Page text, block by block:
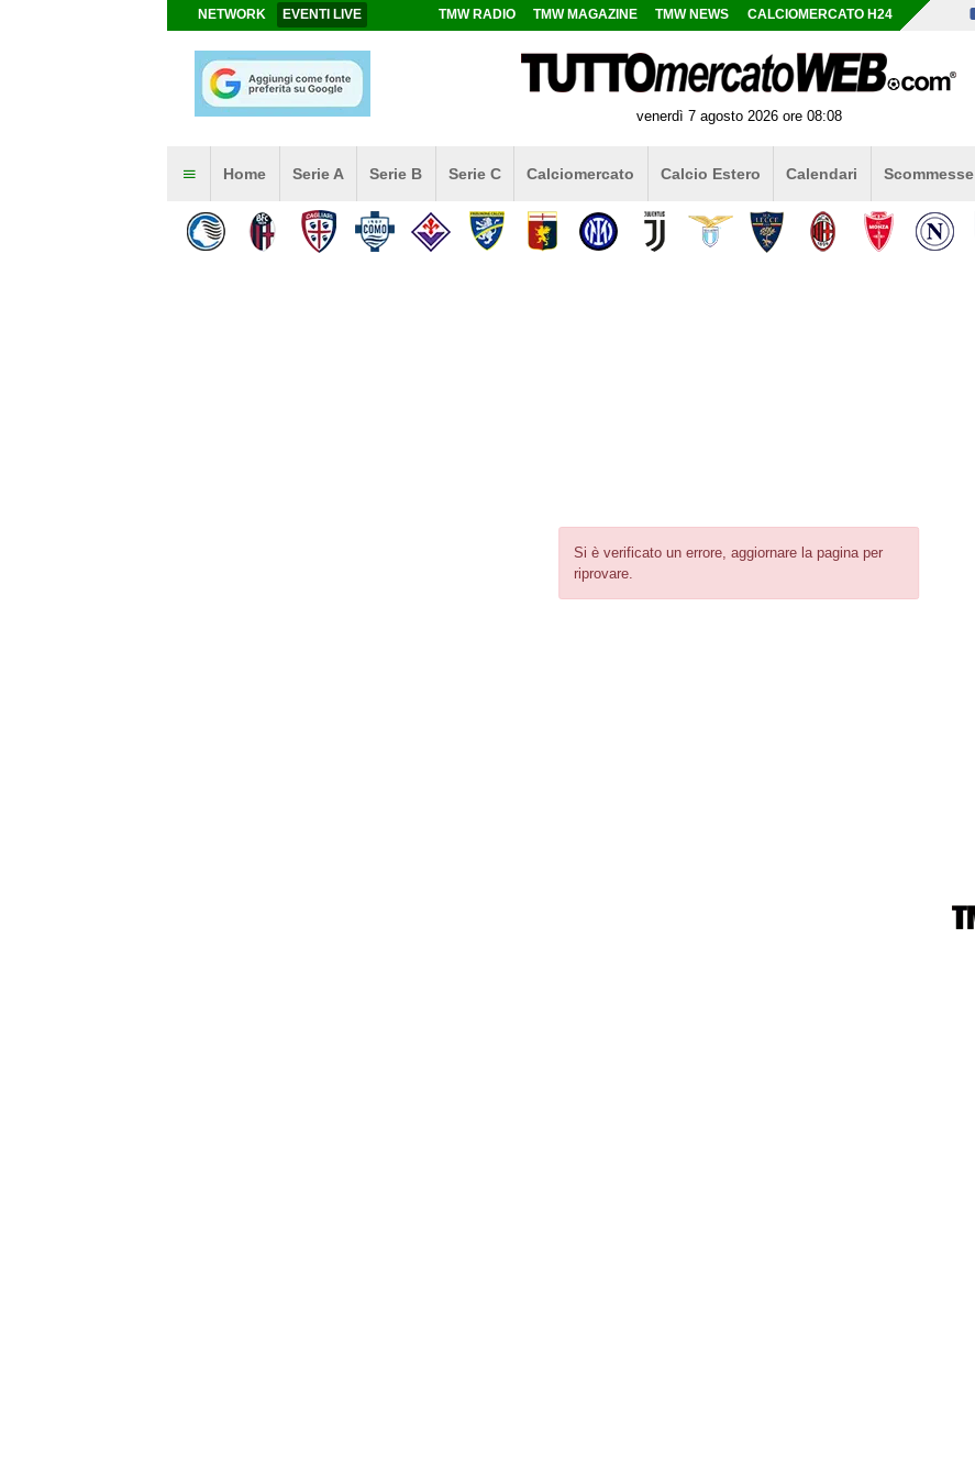
Si è verificato un errore, aggiornare la pagina per
riprovare.
NETWORK EVENTI LIVE TMW RADIO TMW MAGAZINE TMW NEWS CALCIOMERCATO H24
venerdì 7 agosto 2026 ore 08:08
Home Serie A Serie B Serie C Calciomercato Calcio Estero Calendari Scommesse